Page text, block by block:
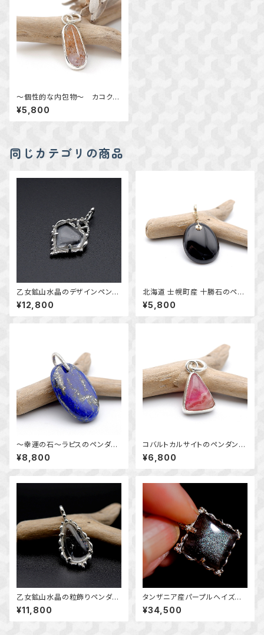
～個性的な内包物～ カコクセ
ナイトインアメジストのペンダン
ト 天然石アクセサリー 一点
物
¥5,800
同じカテゴリの商品
乙女鉱山水晶のデザインペンダ
ント ～国産鉱物～ ＊天然石ア
クセサリー ペンダントトップ
一点物＊
¥12,800
北海道 士幌町産 十勝石のペン
ダント ｋ14GF 天然石アクセサ
リー 一点物 macari
¥5,800
～幸運の石～ラピスのペンダン
ト （挟み込みバチカン） 天然
石アクセサリー 一点物 ペン
ダントトップ macari
¥8,800
コバルトカルサイトのペンダン
ト ～個性的な模様を楽しむ
～ 天然石アクセサリー 一点
物 macari
¥6,800
乙女鉱山水晶の粒飾りペンダン
ト ～国産鉱物～ ＊天然石アク
セサリー ペンダントトップ 一
点物＊
¥11,800
タンザニア産パープルヘイズサ
ンストーンの粒飾りペンダント
～変わり種 ミントグリーンの
輝き～～ 天然石アクセサリ
¥34,500